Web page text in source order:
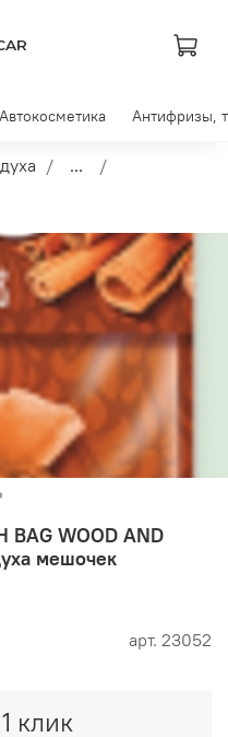
Автокосметика Антифризы,
...
арт. 23052
BAG WOOD AND
мешочек
клик